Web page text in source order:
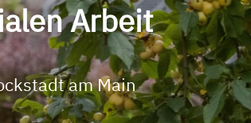
Arbeit
am Main